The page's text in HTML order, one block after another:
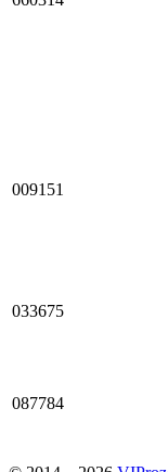
009151
033675
087784